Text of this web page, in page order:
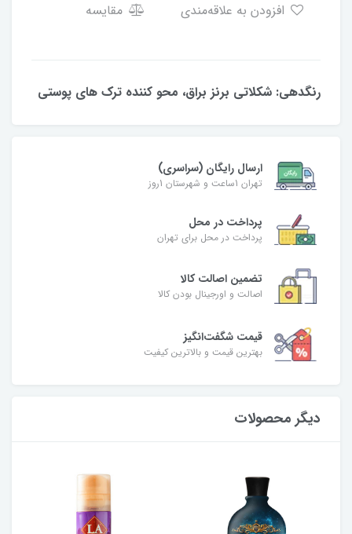
مقایسه
رنگدهی: شکلاتی برنز براق، محو کننده ترک های پوستی
ارسال رایگان (سراسری)
تهران 1ساعت و شهرستان 1روز
پرداخت در محل
پرداخت در محل برای تهران
تضمین اصالت کالا
اصالت و اورجینال بودن کالا
قیمت شگفت‌انگیز
بهترین قیمت و بالاترین کیفیت
دیگر محصولات